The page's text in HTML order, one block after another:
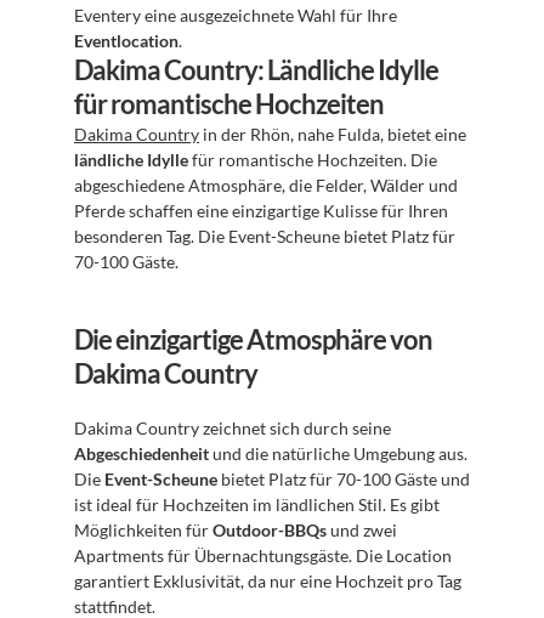
Eventlocation.
Dakima Country: Ländliche Idylle
für romantische Hochzeiten
Dakima Country
ländliche Idylle für romantische Hochzeiten. Die
abgeschiedene Atmosphäre, die Felder, Wälder und
Pferde schaffen eine einzigartige Kulisse für Ihren
besonderen Tag. Die Event-Scheune bietet Platz für
70-100 Gäste.
Die einzigartige Atmosphäre von
Dakima Country
Abgeschiedenheit und die natürliche Umgebung aus.
Die Event-Scheune bietet Platz für 70-100 Gäste und
ist ideal für Hochzeiten im ländlichen Stil. Es gibt
Möglichkeiten für Outdoor-BBQs und zwei
Apartments für Übernachtungsgäste. Die Location
garantiert Exklusivität, da nur eine Hochzeit pro Tag
stattfindet.